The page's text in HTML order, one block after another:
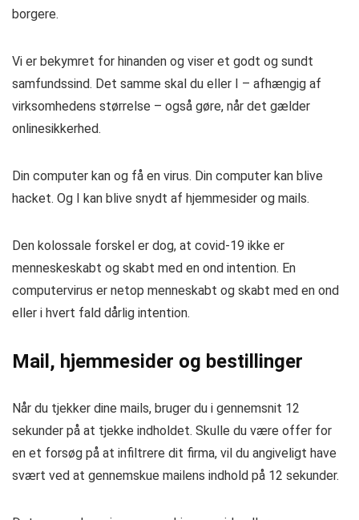
borgere.
Vi er bekymret for hinanden og viser et godt og sundt
samfundssind. Det samme skal du eller I – afhængig af
virksomhedens størrelse – også gøre, når det gælder
onlinesikkerhed.
Din computer kan og få en virus. Din computer kan blive
hacket. Og I kan blive snydt af hjemmesider og mails.
Den kolossale forskel er dog, at covid-19 ikke er
menneskeskabt og skabt med en ond intention. En
computervirus er netop menneskabt og skabt med en ond
eller i hvert fald dårlig intention.
Mail, hjemmesider og bestillinger
Når du tjekker dine mails, bruger du i gennemsnit 12
sekunder på at tjekke indholdet. Skulle du være offer for
en et forsøg på at infiltrere dit firma, vil du angiveligt have
svært ved at gennemskue mailens indhold på 12 sekunder.